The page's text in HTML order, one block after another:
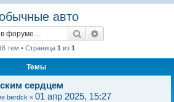
авто
Поиск
тем • Страница 1 из 1
Темы
сердцем
berdck « 01 апр 2025, 15:27